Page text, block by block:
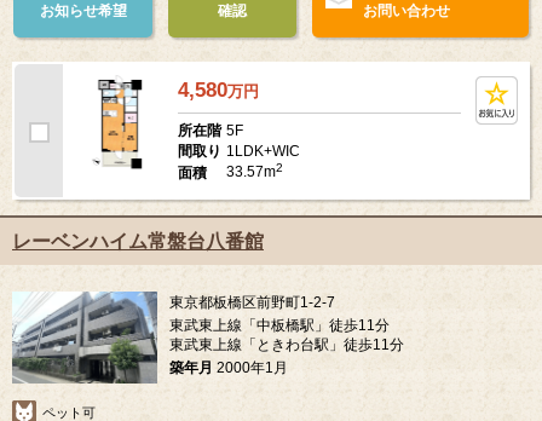
お知らせ希望
確認
お問い合わせ
4,580万円
所在階 5F
間取り 1LDK+WIC
面積
33.57m2
レーベンハイム常盤台八番館
東京都板橋区前野町1-2-7
東武東上線「中板橋駅」徒歩11分
東武東上線「ときわ台駅」徒歩11分
築年月 2000年1月
ペット可